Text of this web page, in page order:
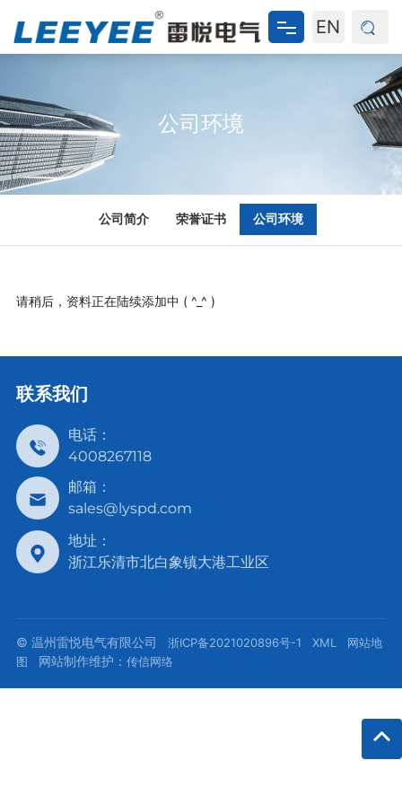
关于我们
产品中心
联系我们
EN
公司环境
公司简介 荣誉证书 公司环境
请稍后，资料正在陆续添加中 ( ^_^ )
联系我们
电话：
4008267118
邮箱：
sales@lyspd.com
地址：
浙江乐清市北白象镇大港工业区
© 温州雷悦电气有限公司 浙ICP备2021020896号-1 XML
网站地
图 网站制作维护： 传信网络